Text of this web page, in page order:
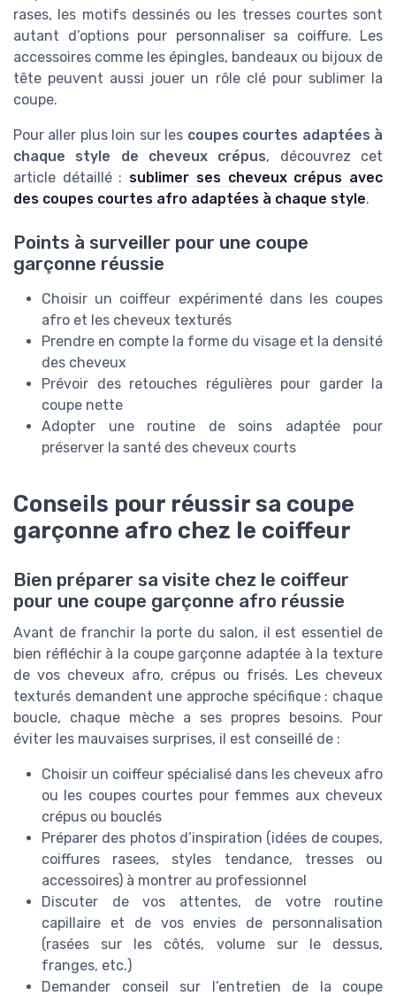
rases, les motifs dessinés ou les tresses courtes sont
autant d’options pour personnaliser sa coiffure. Les
accessoires comme les épingles, bandeaux ou bijoux de
tête peuvent aussi jouer un rôle clé pour sublimer la
coupe.
Pour aller plus loin sur les coupes courtes adaptées à
chaque style de cheveux crépus, découvrez cet
article détaillé : sublimer ses cheveux crépus avec
des coupes courtes afro adaptées à chaque style.
Points à surveiller pour une coupe
garçonne réussie
Choisir un coiffeur expérimenté dans les coupes
afro et les cheveux texturés
Prendre en compte la forme du visage et la densité
des cheveux
Prévoir des retouches régulières pour garder la
coupe nette
Adopter une routine de soins adaptée pour
préserver la santé des cheveux courts
Conseils pour réussir sa coupe
garçonne afro chez le coiffeur
Bien préparer sa visite chez le coiffeur
pour une coupe garçonne afro réussie
Avant de franchir la porte du salon, il est essentiel de
bien réfléchir à la coupe garçonne adaptée à la texture
de vos cheveux afro, crépus ou frisés. Les cheveux
texturés demandent une approche spécifique : chaque
boucle, chaque mèche a ses propres besoins. Pour
éviter les mauvaises surprises, il est conseillé de :
Choisir un coiffeur spécialisé dans les cheveux afro
ou les coupes courtes pour femmes aux cheveux
crépus ou bouclés
Préparer des photos d’inspiration (idées de coupes,
coiffures rasees, styles tendance, tresses ou
accessoires) à montrer au professionnel
Discuter de vos attentes, de votre routine
capillaire et de vos envies de personnalisation
(rasées sur les côtés, volume sur le dessus,
franges, etc.)
Demander conseil sur l’entretien de la coupe